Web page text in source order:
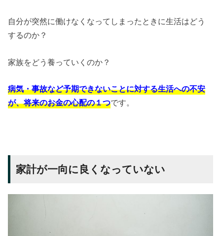
自分が突然に働けなくなってしまったときに生活はどう
するのか？
家族をどう養っていくのか？
病気・事故など予期できないことに対する生活への不安
が、将来のお金の心配の１つです。
家計が一向に良くなっていない